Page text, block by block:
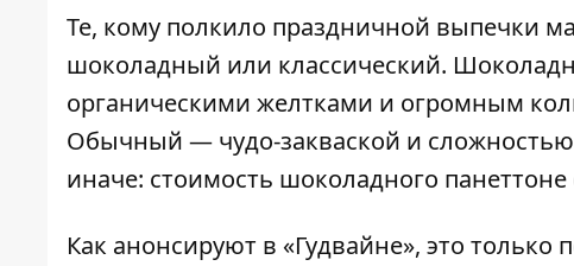
Те, кому полкило праздничной выпечки
шоколадный или классический.
органическими желтками и огромным
Обычный — чудо-закваской и сложностью
иначе: стоимость шоколадного
Как анонсируют в «Гудвайне», это